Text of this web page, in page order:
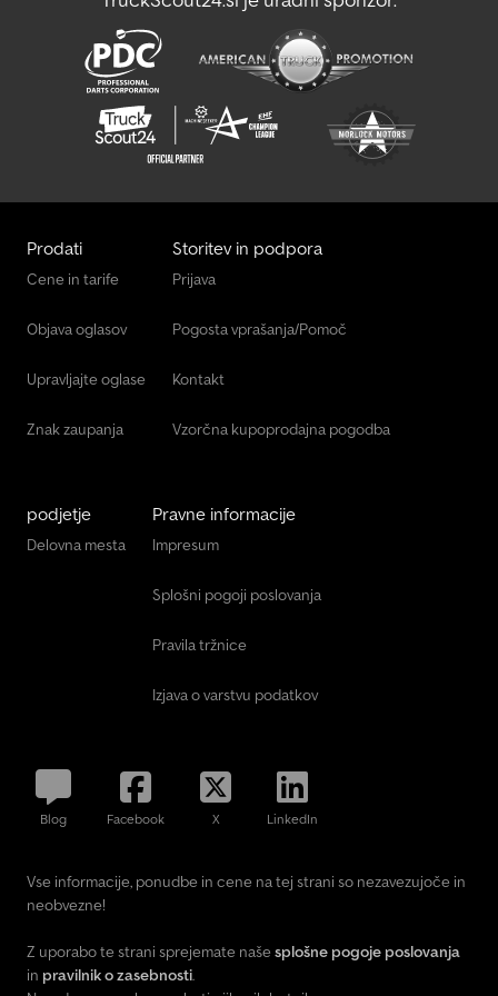
Prodati
Cene in tarife
Objava oglasov
Upravljajte oglase
Znak zaupanja
Storitev in podpora
Prijava
Pogosta vprašanja/Pomoč
Kontakt
Vzorčna kupoprodajna pogodba
podjetje
Delovna mesta
Pravne informacije
Impresum
Splošni pogoji poslovanja
Pravila tržnice
Izjava o varstvu podatkov
Blog Facebook X LinkedIn
Vse informacije, ponudbe in cene na tej strani so nezavezujoče in
neobvezne!
Z uporabo te strani sprejemate naše splošne pogoje poslovanja
in pravilnik o zasebnosti.